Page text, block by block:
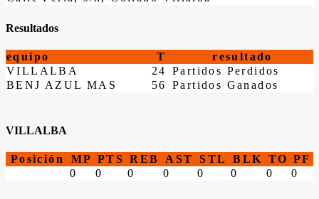
Resultados
equipo T
resultado
VILLALBA
24
Partidos Perdidos
BENJ AZUL MAS
56 Partidos Ganados
VILLALBA
Posición MP PTS REB AST STL BLK TO PF
0
0 0 0 0 0 0 0